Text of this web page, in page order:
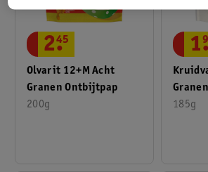
Olvarit 12+M Acht
Granen Ontbijtpap
200g
2.
45
185g
1.